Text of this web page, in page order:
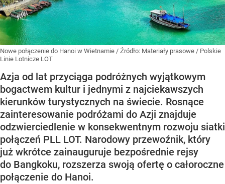
Nowe połączenie do Hanoi w Wietnamie / Źródło: Materiały prasowe / Polskie
Linie Lotnicze LOT
Azja od lat przyciąga podróżnych wyjątkowym
bogactwem kultur i jednymi z najciekawszych
kierunków turystycznych na świecie. Rosnące
zainteresowanie podróżami do Azji znajduje
odzwierciedlenie w konsekwentnym rozwoju siatki
połączeń PLL LOT. Narodowy przewoźnik, który
już wkrótce zainauguruje bezpośrednie rejsy
do Bangkoku, rozszerza swoją ofertę o całoroczne
połączenie do Hanoi.